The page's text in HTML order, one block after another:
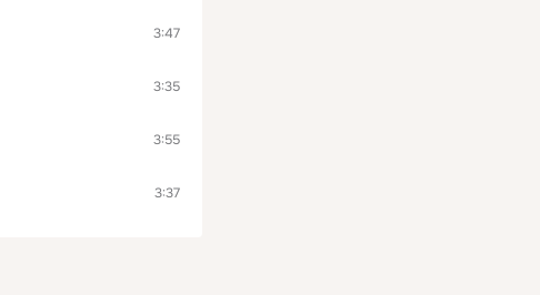
3:47
3:35
3:55
3:37